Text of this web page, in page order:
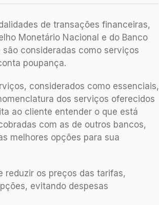
de transações financeiras,
Monetário Nacional e do Banco
consideradas como serviços
poupança.
considerados como essenciais,
dos serviços oferecidos
ao cliente entender o que está
com as de outros bancos,
melhores opções para sua
reduzir os preços das tarifas,
evitando despesas